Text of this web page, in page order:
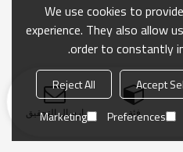
فئة ارسال التحقيق
We use cookies to
experience. They also allow
order to constantly
Accept
Reject All
Preferences
Marketing